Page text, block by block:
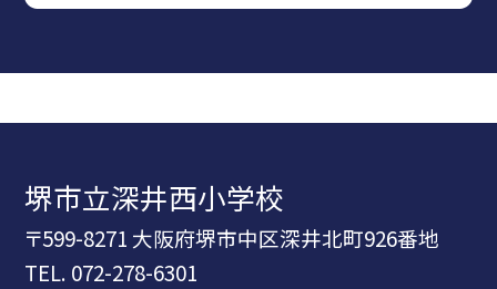
堺市立深井西小学校
〒599-8271 大阪府堺市中区深井北町926番地
TEL. 072-278-6301